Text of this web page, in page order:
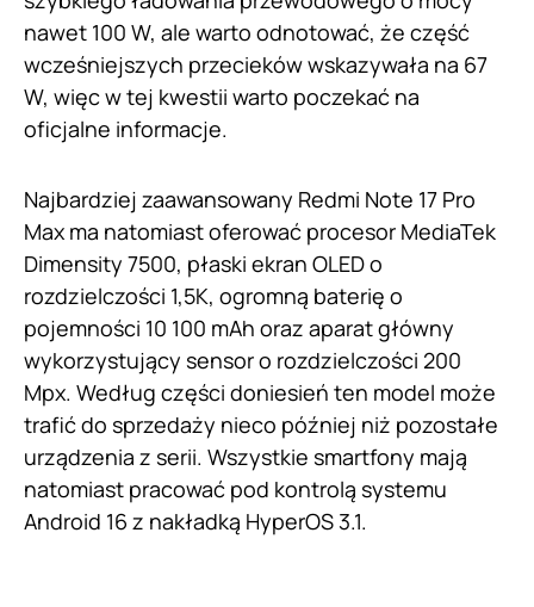
nawet 100 W, ale warto odnotować, że część
wcześniejszych przecieków wskazywała na 67
W, więc w tej kwestii warto poczekać na
oficjalne informacje.
Najbardziej zaawansowany Redmi Note 17 Pro
Max ma natomiast oferować procesor MediaTek
Dimensity 7500, płaski ekran OLED o
rozdzielczości 1,5K, ogromną baterię o
pojemności 10 100 mAh oraz aparat główny
wykorzystujący sensor o rozdzielczości 200
Mpx. Według części doniesień ten model może
trafić do sprzedaży nieco później niż pozostałe
urządzenia z serii. Wszystkie smartfony mają
natomiast pracować pod kontrolą systemu
Android 16 z nakładką HyperOS 3.1.